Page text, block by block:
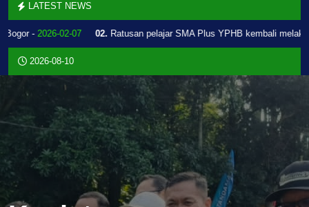
LATEST NEWS
-2026-02-07 02.Ratusan pelajar SMA Plus YPHB kembali
2026-08-10